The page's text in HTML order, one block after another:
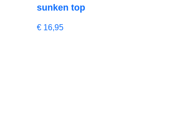
sunken top
€ 16,95